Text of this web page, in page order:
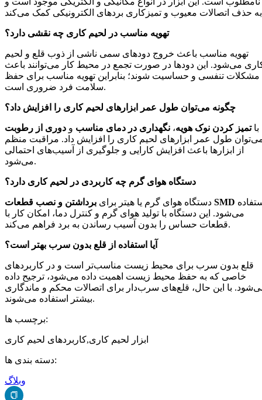
تهویه مناسب در لحیم کاری چه نقشی دارد؟
تهویه مناسب باعث خروج دودهای سمی ناشی از ذوب قلع و لحیم
می‌شود. این دودها در صورت تجمع در محیط کار می‌توانند باعث
مشکلات تنفسی و حساسیت شوند؛ بنابراین تهویه مناسب برای حفظ
سلامت فرد ضروری است.
چگونه می‌توان طول عمر ابزارهای لحیم کاری را افزایش داد؟
باتمیز کردن نوک هویه، نگهداری در دمای مناسب و دوری از رطوبت
طول عمر ابزارهای لحیم کاری را افزایش داد. مراقبت منظم
از ابزارها باعث افزایش کارایی و جلوگیری از آسیب‌های احتمالی
می‌شود.
دستگاه هوای گرم چه کاربردی در لحیم کاری دارد؟
دستگاه هوای گرم یا هیتر برای برداشتن و نصب قطعات SMD
می‌شود. این دستگاه با تولید هوای گرم و کنترل دما، امکان کار با
قطعات حساس را بدون آسیب رساندن به برد فراهم می‌کند.
آیا استفاده از قلع بدون سرب بهتر است؟
قلع بدون سرب برای محیط زیست مناسب‌تر است و در کاربردهای
خاصی که به حفظ محیط زیست اهمیت داده می‌شود، ترجیح داده
با این حال، قلع‌های سرب‌دار برای اتصالات محکم و ماندگاری
بیشتر استفاده می‌شوند.
برچسب ها:
ابزار لحیم کاری,کاربردهای لحیم کاری
دسته بندی ها:
وبلاگ